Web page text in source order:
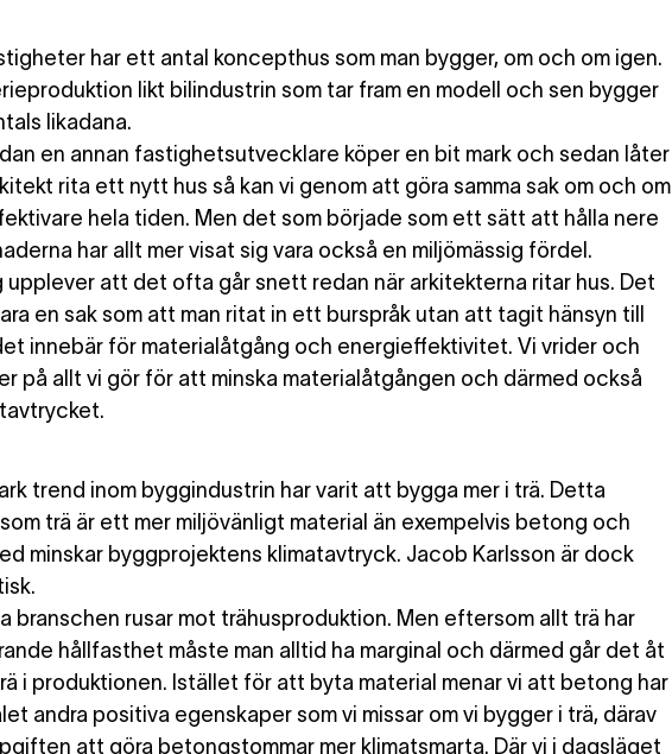
har ett antal koncepthus som man bygger, om och om igen.
likt bilindustrin som tar fram en modell och sen bygger
likadana.
en annan fastighetsutvecklare köper en bit mark och sedan låter
rita ett nytt hus så kan vi genom att göra samma sak om och om
hela tiden. Men det som började som ett sätt att hålla nere
har allt mer visat sig vara också en miljömässig fördel.
upplever att det ofta går snett redan när arkitekterna ritar hus. Det
en sak som att man ritat in ett burspråk utan att tagit hänsyn till
innebär för materialåtgång och energieffektivitet. Vi vrider och
på allt vi gör för att minska materialåtgången och därmed också
trend inom byggindustrin har varit att bygga mer i trä. Detta
trä är ett mer miljövänligt material än exempelvis betong och
minskar byggprojektens klimatavtryck. Jacob Karlsson är dock
branschen rusar mot trähusproduktion. Men eftersom allt trä har
hållfasthet måste man alltid ha marginal och därmed går det åt
i produktionen. Istället för att byta material menar vi att betong har
andra positiva egenskaper som vi missar om vi bygger i trä, därav
att göra betongstommar mer klimatsmarta. Där vi i dagsläget